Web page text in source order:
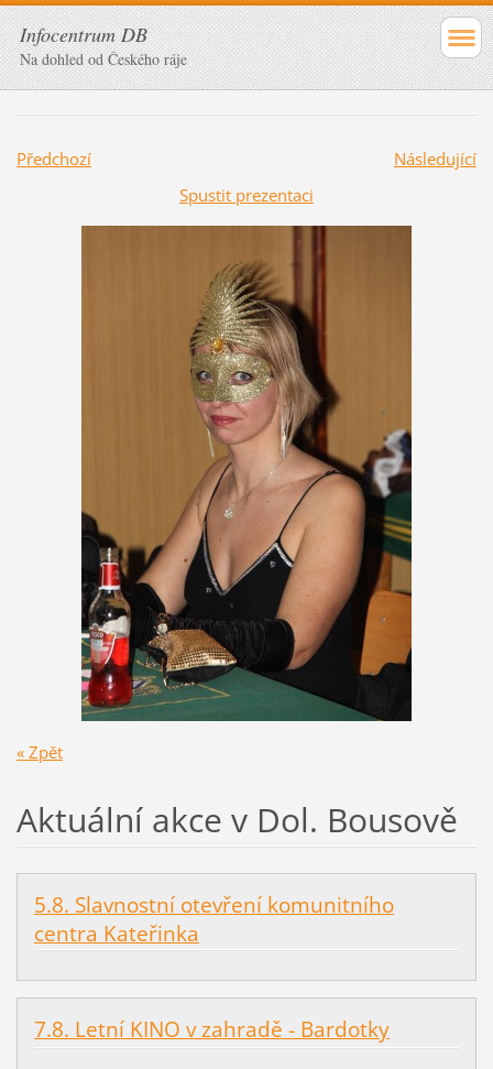
Infocentrum DB
Na dohled od Českého ráje
Předchozí
Následující
Spustit prezentaci
« Zpět
Aktuální akce v Dol. Bousově
5.8. Slavnostní otevření komunitního
centra Kateřinka
7.8. Letní KINO v zahradě - Bardotky